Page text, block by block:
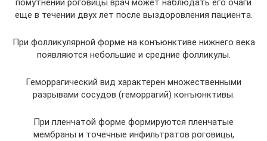
помутнении роговицы врач может наблюдать его очаги
еще в течении двух лет после выздоровления пациента.
При фолликулярной форме на конъюнктиве нижнего века
появляются небольшие и средние фолликулы.
Геморрагический вид характерен множественными
разрывами сосудов (геморрагий) конъюнктивы.
При пленчатой форме формируются пленчатые
мембраны и точечные инфильтратов роговицы,